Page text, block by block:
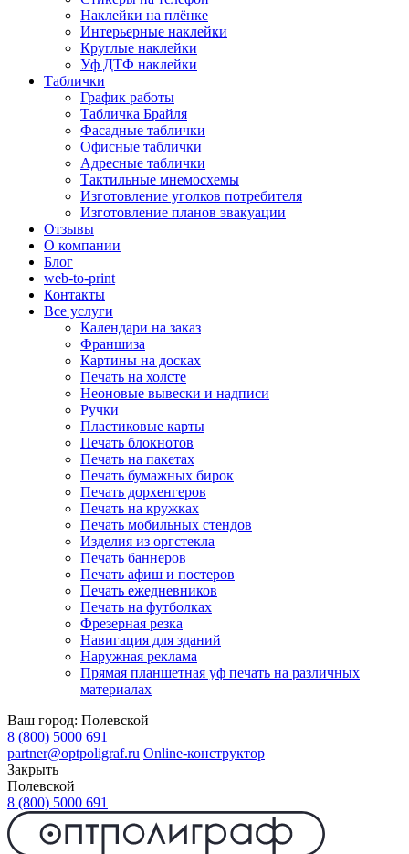
Наклейки на плёнке
Интерьерные наклейки
Круглые наклейки
Уф ДТФ наклейки
Таблички
График работы
Табличка Брайля
Фасадные таблички
Офисные таблички
Адресные таблички
Тактильные мнемосхемы
Изготовление уголков потребителя
Изготовление планов эвакуации
Отзывы
О компании
Блог
web-to-print
Контакты
Все услуги
Календари на заказ
Франшиза
Картины на досках
Печать на холсте
Неоновые вывески и надписи
Ручки
Пластиковые карты
Печать блокнотов
Печать на пакетах
Печать бумажных бирок
Печать дорхенгеров
Печать на кружках
Печать мобильных стендов
Изделия из оргстекла
Печать баннеров
Печать афиш и постеров
Печать ежедневников
Печать на футболках
Фрезерная резка
Навигация для зданий
Наружная реклама
Прямая планшетная уф печать на различных
материалах
Ваш город: Полевской
8 (800) 5000 691
partner@optpoligraf.ru Online-конструктор
Закрыть
Полевской
8 (800) 5000 691